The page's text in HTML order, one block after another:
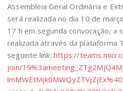
Assembleia Geral Ordinária e
será realizada no dia 10 de
17 h em segunda convocação, a
realizada através da plataforma
seguinte link: https://
join/